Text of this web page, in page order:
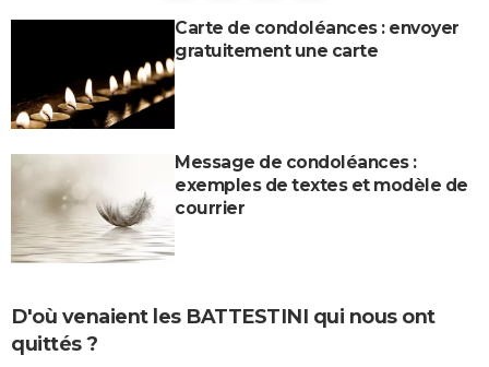
Carte de condoléances : envoyer
gratuitement une carte
Message de condoléances :
exemples de textes et modèle de
courrier
D'où venaient les BATTESTINI qui nous ont
quittés ?